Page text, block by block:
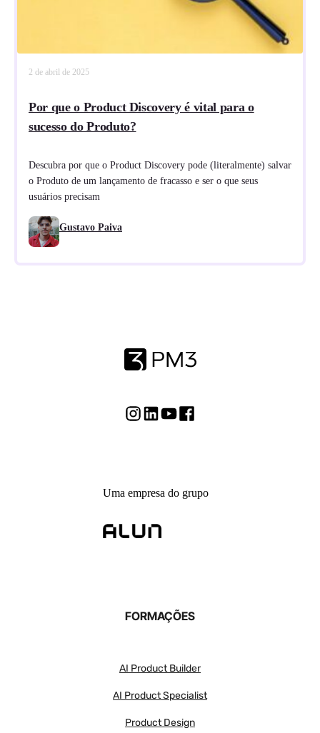
2 de abril de 2025
Por que o Product Discovery é vital para o
sucesso do Produto?
Descubra por que o Product Discovery pode (literalmente) salvar
o Produto de um lançamento de fracasso e ser o que seus
usuários precisam
Gustavo Paiva
Uma empresa do grupo
FORMAÇÕES
AI Product Builder
AI Product Specialist
Product Design